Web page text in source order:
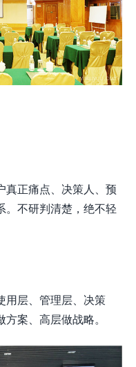
真正痛点、决策人、预
。不研判清楚，绝不轻
用层、管理层、决策
案、高层做战略。